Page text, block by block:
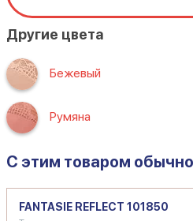
Другие цвета
Бежевый
Румяна
C этим товаром
FANTASIE REFLECT 101850